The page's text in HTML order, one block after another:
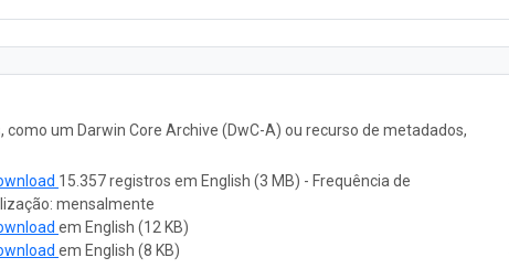
como um Darwin Core Archive (DwC-A) ou recurso de metadados,
15.357 registros em English (3 MB) - Frequência de
mensalmente
em English (12 KB)
em English (8 KB)